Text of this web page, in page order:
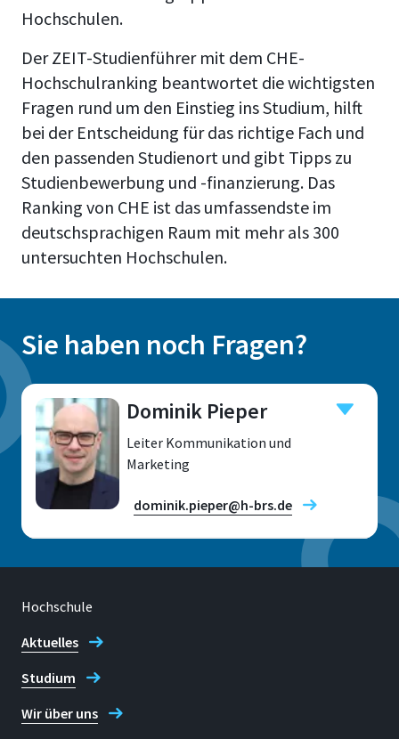
Hochschulen.
Der ZEIT-Studienführer mit dem CHE-
Hochschulranking beantwortet die wichtigsten
Fragen rund um den Einstieg ins Studium, hilft
bei der Entscheidung für das richtige Fach und
den passenden Studienort und gibt Tipps zu
Studienbewerbung und -finanzierung. Das
Ranking von CHE ist das umfassendste im
deutschsprachigen Raum mit mehr als 300
untersuchten Hochschulen.
Sie haben noch Fragen?
Dominik Pieper
Leiter Kommunikation und
Marketing
dominik.pieper@h-brs.de
Standort
Sankt Augustin
Raum
E 239
Hochschule
Aktuelles
Studium
Wir über uns